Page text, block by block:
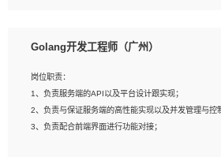
2、熟悉PostgreSQL、redis、MongoDB、
4、熟悉Hadoop、HBASE、Spark等大数据平台优先。
5、熟悉linux或任意一种unix操作系统，如有较强操作
6、具备丰富的项目实施经验，较强的自我学习能力。
Golang开发工程师（广州）
岗位职责：
1、负责服务端的API以及平台设计跟实现；
2、负责与保证服务端的高性能实现以及并发管理与控
3、负责配合前端界面进行功能对接；